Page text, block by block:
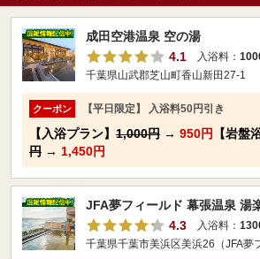
成田空港温泉 空の湯
4.1
入浴料：
千葉県山武郡芝山町香山新田27-1
クーポン 【平日限定】 入浴料50円引き
【入浴プラン】 1,000円 → 950円 【岩盤
円 → 1,450円
JFA夢フィールド 幕張温泉 湯
4.3
入浴料：
千葉県千葉市美浜区美浜26（JFA夢